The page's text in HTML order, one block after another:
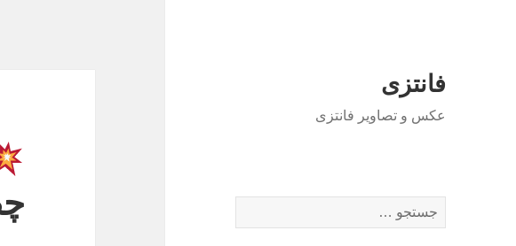
فانتزی
عکس و تصاویر فانتزی
س